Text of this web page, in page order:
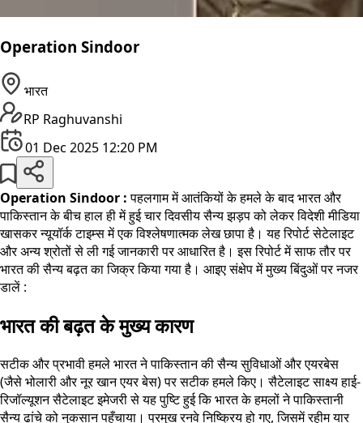
Operation Sindoor
भारत
RP Raghuvanshi
01 Dec 2025 12:20 PM
Operation Sindoor :पहलगाम में आतंकियों के हमले के बाद भारत और
पाकिस्तान के बीच हाल ही में हुई चार दिवसीय सैन्य झड़प को लेकर विदेशी मीडिया
खासकर न्यूयॉर्क टाइम्स में एक विश्लेषणात्मक लेख छापा है। यह रिपोर्ट सेटेलाइट
और अन्य श्रोतों से ली गई जानकारी पर आधारित है। इस रिपोर्ट में साफ तौर पर
भारत की सैन्य बढ़त का जिक्र किया गया है। आइए संक्षेप में मुख्य बिंदुओं पर नजर
डालें :
भारत की बढ़त के मुख्य कारण
सटीक और प्रभावी हमले भारत ने पाकिस्तान की सैन्य सुविधाओं और एयरबेस
(जैसे भोलारी और नूर खान एयर बेस) पर सटीक हमले किए। सैटेलाइट साक्ष्य हाई-
रिजॉल्यूशन सैटेलाइट इमेजरी से यह पुष्टि हुई कि भारत के हमलों ने पाकिस्तानी
सैन्य ढांचे को नुकसान पहुँचाया। प्रमुख रनवे निष्क्रिय हो गए, जिसमें रहीम यार